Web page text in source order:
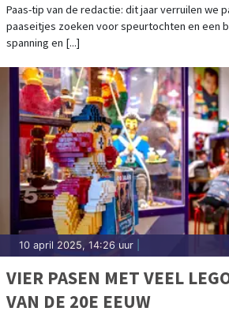
Paas-tip van de redactie: dit jaar verruilen we
paaseitjes zoeken voor speurtochten en een
spanning en [...]
10 april 2025, 14:26 uur
VIER PASEN MET VEEL
VAN DE 20E EEUW